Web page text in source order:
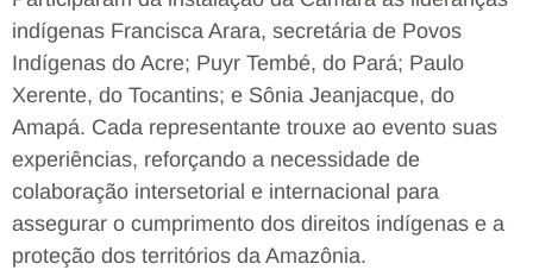
indígenas Francisca Arara, secretária de Povos
Indígenas do Acre; Puyr Tembé, do Pará; Paulo
Xerente, do Tocantins; e Sônia Jeanjacque, do
Amapá. Cada representante trouxe ao evento suas
experiências, reforçando a necessidade de
colaboração intersetorial e internacional para
assegurar o cumprimento dos direitos indígenas e a
proteção dos territórios da Amazônia.